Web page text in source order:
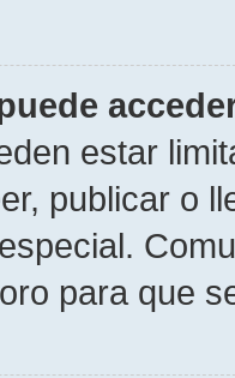
estar
publicar o
para que